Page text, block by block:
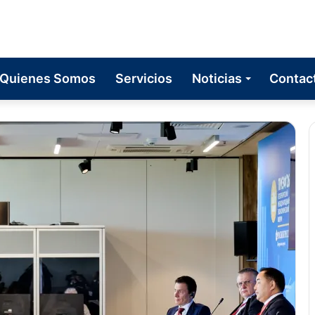
Quienes Somos Servicios Noticias